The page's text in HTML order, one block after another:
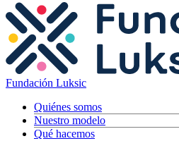
Fundación Luksic
Quiénes somos
Nuestro modelo
Qué hacemos